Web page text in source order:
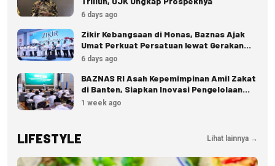
6 days ago
Zikir Kebangsaan di Monas, Baznas Ajak
Umat Perkuat Persatuan lewat Gerakan
Zakat
6 days ago
BAZNAS RI Asah Kepemimpinan Amil Zakat
di Banten, Siapkan Inovasi Pengelolaan
Zakat
1 week ago
LIFESTYLE Lihat lainnya →